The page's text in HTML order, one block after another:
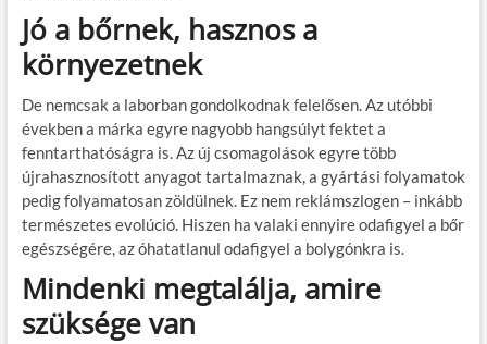
Jó a bőrnek, hasznos a
környezetnek
De nemcsak a laborban gondolkodnak felelősen. Az utóbbi
években a márka egyre nagyobb hangsúlyt fektet a
fenntarthatóságra is. Az új csomagolások egyre több
újrahasznosított anyagot tartalmaznak, a gyártási folyamatok
pedig folyamatosan zöldülnek. Ez nem reklámszlogen – inkább
természetes evolúció. Hiszen ha valaki ennyire odafigyel a bőr
egészségére, az óhatatlanul odafigyel a bolygónkra is.
Mindenki megtalálja, amire
szüksége van